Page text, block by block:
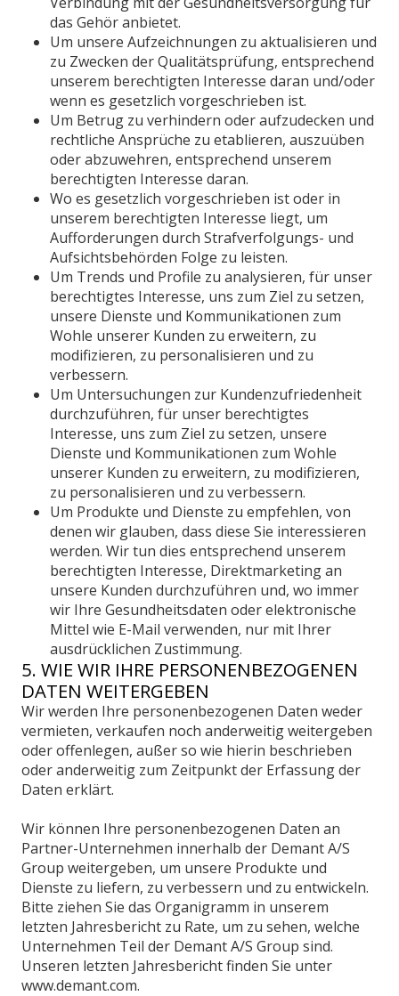
das Gehör anbietet.
Um unsere Aufzeichnungen zu aktualisieren und
zu Zwecken der Qualitätsprüfung, entsprechend
unserem berechtigten Interesse daran und/oder
wenn es gesetzlich vorgeschrieben ist.
Um Betrug zu verhindern oder aufzudecken und
rechtliche Ansprüche zu etablieren, auszuüben
oder abzuwehren, entsprechend unserem
berechtigten Interesse daran.
Wo es gesetzlich vorgeschrieben ist oder in
unserem berechtigten Interesse liegt, um
Aufforderungen durch Strafverfolgungs- und
Aufsichtsbehörden Folge zu leisten.
Um Trends und Profile zu analysieren, für unser
berechtigtes Interesse, uns zum Ziel zu setzen,
unsere Dienste und Kommunikationen zum
Wohle unserer Kunden zu erweitern, zu
modifizieren, zu personalisieren und zu
verbessern.
Um Untersuchungen zur Kundenzufriedenheit
durchzuführen, für unser berechtigtes
Interesse, uns zum Ziel zu setzen, unsere
Dienste und Kommunikationen zum Wohle
unserer Kunden zu erweitern, zu modifizieren,
zu personalisieren und zu verbessern.
Um Produkte und Dienste zu empfehlen, von
denen wir glauben, dass diese Sie interessieren
werden. Wir tun dies entsprechend unserem
berechtigten Interesse, Direktmarketing an
unsere Kunden durchzuführen und, wo immer
wir Ihre Gesundheitsdaten oder elektronische
Mittel wie E-Mail verwenden, nur mit Ihrer
ausdrücklichen Zustimmung.
5. WIE WIR IHRE PERSONENBEZOGENEN
DATEN WEITERGEBEN
Wir werden Ihre personenbezogenen Daten weder
vermieten, verkaufen noch anderweitig weitergeben
oder offenlegen, außer so wie hierin beschrieben
oder anderweitig zum Zeitpunkt der Erfassung der
Daten erklärt.
Wir können Ihre personenbezogenen Daten an
Partner-Unternehmen innerhalb der Demant A/S
Group weitergeben, um unsere Produkte und
Dienste zu liefern, zu verbessern und zu entwickeln.
Bitte ziehen Sie das Organigramm in unserem
letzten Jahresbericht zu Rate, um zu sehen, welche
Unternehmen Teil der Demant A/S Group sind.
Unseren letzten Jahresbericht finden Sie unter
www.demant.com.